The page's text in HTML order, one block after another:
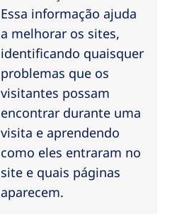
Essa informação ajuda
a melhorar os sites,
identificando quaisquer
problemas que os
visitantes possam
encontrar durante uma
visita e aprendendo
como eles entraram no
site e quais páginas
aparecem.